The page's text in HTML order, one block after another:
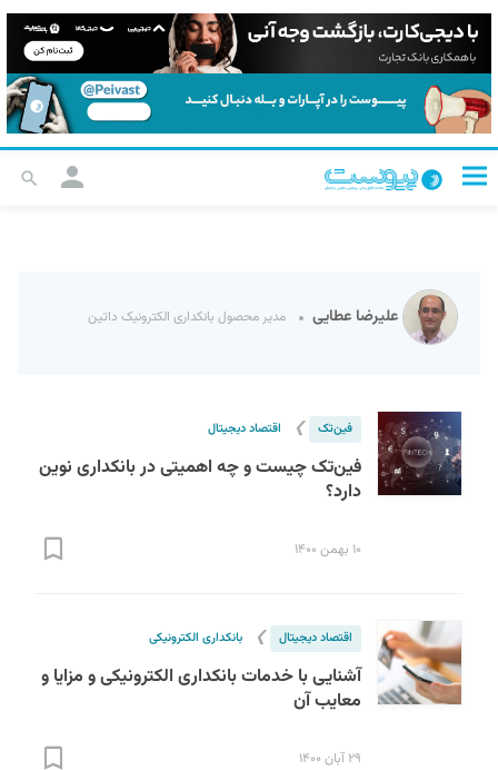
علیرضا عطایی مدیر محصول بانکداری الکترونیک داتین
فین‌تک ❯ اقتصاد دیجیتال
فین‌تک چیست و چه اهمیتی در بانکداری نوین
دارد؟
۱۰ بهمن ۱۴۰۰
اقتصاد دیجیتال ❯ بانکداری الکترونیکی
آشنایی با خدمات بانکداری الکترونیکی و مزایا و
معایب آن
۲۹ آبان ۱۴۰۰